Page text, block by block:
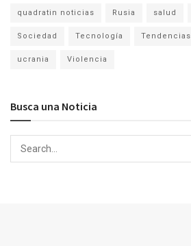
quadratin noticias Rusia salud
Sociedad Tecnología Tendencias
ucrania Violencia
Busca una Noticia